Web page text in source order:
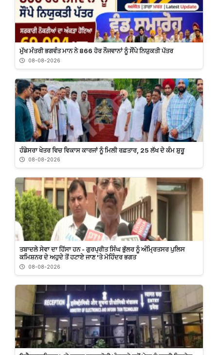
ਮੁੱਖ ਮੰਤਰੀ ਭਗਵੰਤ ਮਾਨ ਨੇ 866 ਹੋਰ ਨੌਜਵਾਨਾਂ ਨੂੰ ਸੌਂਪੇ ਨਿਯੁਕਤੀ ਪੱਤਰ
08-08-2026
ਹੰਡੇਸਰਾ ਖੇਤਰ ਵਿਚ ਵਿਕਾਸ ਕਾਰਜਾਂ ਨੂੰ ਮਿਲੀ ਰਫ਼ਤਾਰ, 25 ਲੱਖ ਦੇ ਕੰਮ ਸ਼ੁਰੂ
08-08-2026
ਤਬਾਦਲੇ ਸੇਵਾ ਦਾ ਹਿੱਸਾ ਹਨ - ਗੁਰਪ੍ਰੀਤ ਸਿੰਘ ਭੁੱਲਰ ਨੂੰ ਅੰਮ੍ਰਿਤਸਰ ਪੁਲਿਸ
ਕਮਿਸ਼ਨਰ ਦੇ ਅਹੁਦੇ ਤੋਂ ਹਟਾਏ ਜਾਣ 'ਤੇ ਮੋਹਿੰਦਰ ਭਗਤ
08-08-2026